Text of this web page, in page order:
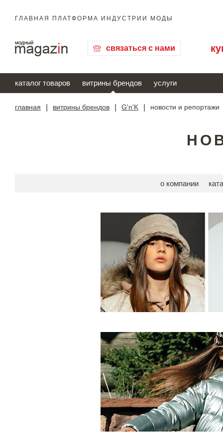
ГЛАВНАЯ ПЛАТФОРМА ИНДУСТРИИ МОДЫ
связаться с нами
каталог товаров витрины брендов услуги
главная витрины брендов G'n'K новости и репортажи
о компании